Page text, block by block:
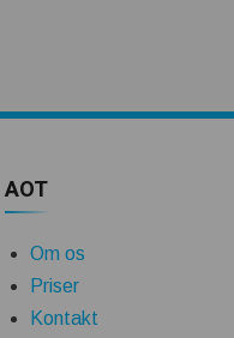
AOT
Om os
Priser
Kontakt